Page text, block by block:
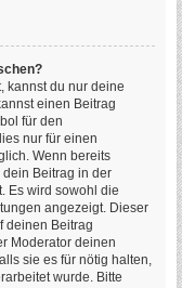
kannst du nur deine
einen Beitrag
für den
nur für einen
Wenn bereits
Beitrag in der
Es wird sowohl die
angezeigt. Dieser
deinen Beitrag
Moderator deinen
sie es für nötig halten,
wurde. Bitte